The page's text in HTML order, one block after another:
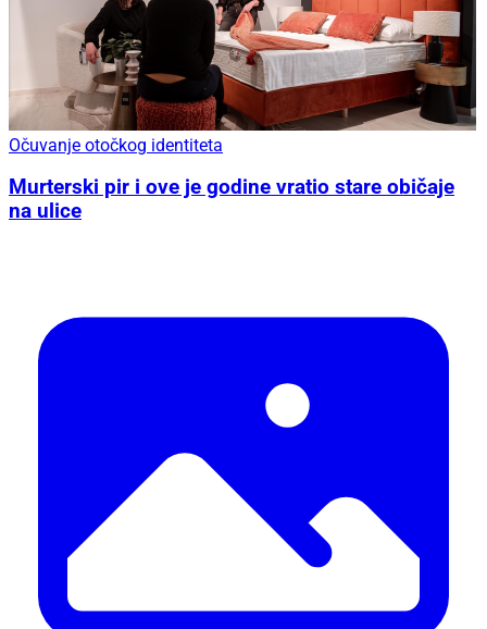
Očuvanje otočkog identiteta
Murterski pir i ove je godine vratio stare običaje
na ulice